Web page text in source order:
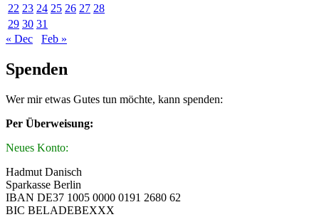
22 23 24 25 26 27 28
29 30 31
« Dec
Feb »
Spenden
Wer mir etwas Gutes tun möchte, kann spenden:
Per Überweisung:
Neues Konto:
Hadmut Danisch
Sparkasse Berlin
IBAN DE37 1005 0000 0191 2680 62
BIC BELADEBEXXX